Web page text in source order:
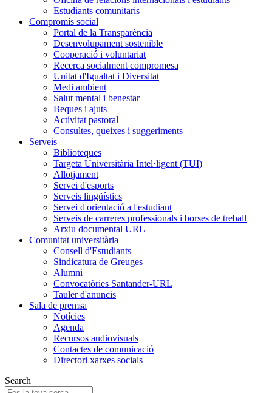
Estudiants comunitaris
Compromís social
Portal de la Transparència
Desenvolupament sostenible
Cooperació i voluntariat
Recerca socialment compromesa
Unitat d'Igualtat i Diversitat
Medi ambient
Salut mental i benestar
Beques i ajuts
Activitat pastoral
Consultes, queixes i suggeriments
Serveis
Biblioteques
Targeta Universitària Intel·ligent (TUI)
Allotjament
Servei d'esports
Serveis lingüístics
Servei d'orientació a l'estudiant
Serveis de carreres professionals i borses de treball
Arxiu documental URL
Comunitat universitària
Consell d'Estudiants
Sindicatura de Greuges
Alumni
Convocatòries Santander-URL
Tauler d'anuncis
Sala de premsa
Notícies
Agenda
Recursos audiovisuals
Contactes de comunicació
Directori xarxes socials
Search